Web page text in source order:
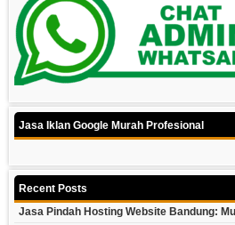
Jasa Iklan Google Murah Profesional
Recent Posts
Jasa Pindah Hosting Website Bandung: